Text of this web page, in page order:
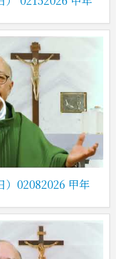
）02082026 甲年